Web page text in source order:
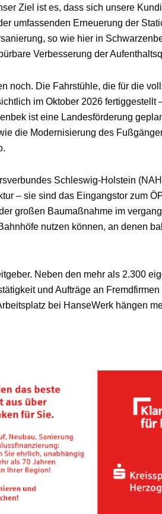
Ziel ist es, dass sich unsere
umfassenden Erneuerung der
so wie hier in
Verbesserung der
noch. Die Fahrstühle, die für die
im Oktober 2026 fertiggestellt
ist eine Landesförderung
die Modernisierung des
Schleswig-Holstein
– sie sind das Eingangstor zum
großen Baumaßnahme im
nutzen können, an denen
Neben den mehr als 2.300
und Aufträge an
bei HanseWerk hängen